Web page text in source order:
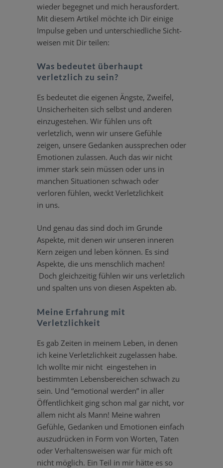
wieder begegnet und mich heraus­fordert.
Mit diesem Artikel möchte ich Dir einige
Impulse geben und unter­schied­liche Sicht­
weisen mit Dir teilen:
Was bedeutet überhaupt
verletzlich zu sein?
Es bedeutet die eigenen Ängste, Zweifel,
Unsicher­heiten sich selbst und anderen
einzu­ge­stehen. Wir fühlen uns oft
verletzlich, wenn wir unsere Gefühle
zeigen, unsere Gedanken aussprechen oder
Emotionen zulassen. Auch das wir nicht
immer stark sein müssen oder uns in
manchen Situa­tionen schwach oder
verloren fühlen, weckt Verletz­lichkeit
in uns.
Und genau das sind doch im Grunde
Aspekte, mit denen wir unseren inneren
Kern zeigen und leben können. Es sind
Aspekte, die uns menschlich machen!
Doch gleich­zeitig fühlen wir uns verletzlich
und spalten uns von diesen Aspekten ab.
Meine Erfahrung mit
Verletzlichkeit
Es gab Zeiten in meinem Leben, in denen
ich keine Verletz­lichkeit zugelassen habe.
Ich wollte mir nicht einge­stehen in
bestimmten Lebens­be­reichen schwach zu
sein. Und “emotional werden” in aller
Öffent­lichkeit ging schon mal gar nicht, vor
allem nicht als Mann! Meine wahren
Gefühle, Gedanken und Emotionen einfach
auszu­drücken in Form von Worten, Taten
oder Verhal­tens­weisen war für mich oft
nicht möglich. Ein Teil in mir hätte es so